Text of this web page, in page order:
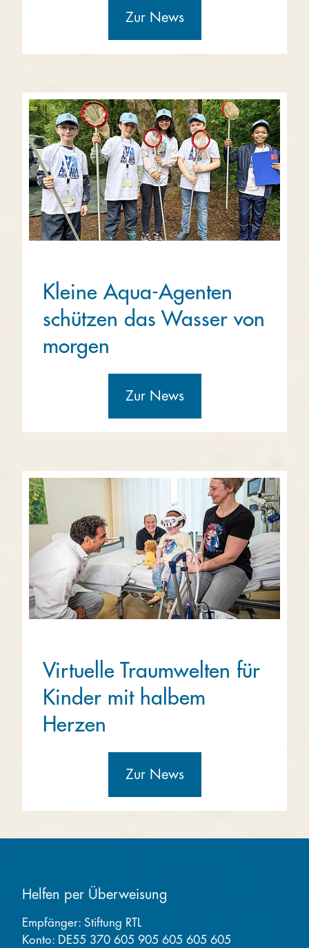
Zur News
Kleine Aqua-Agenten
schützen das Wasser von
morgen
Zur News
Virtuelle Traumwelten für
Kinder mit halbem
Herzen
Zur News
Helfen per Überweisung
Empfänger: Stiftung RTL
Konto: DE55 370 605 905 605 605 605